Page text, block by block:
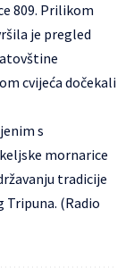
809. Prilikom
je pregled
cvijeća dočekali
s
mornarice
tradicije
Tripuna. (Radio